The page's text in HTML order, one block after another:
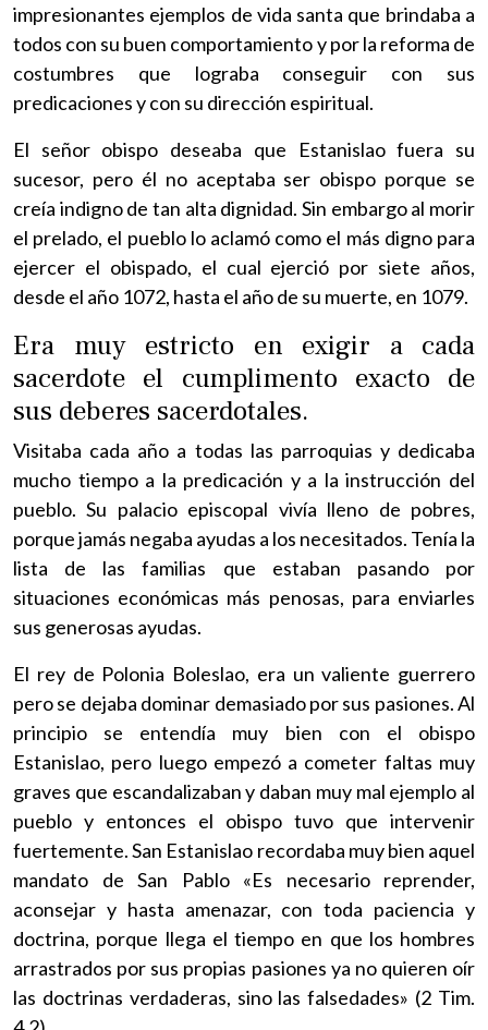
impresionantes ejemplos de vida santa que brindaba a
todos con su buen comportamiento y por la reforma de
costumbres que lograba conseguir con sus
predicaciones y con su dirección espiritual.
El señor obispo deseaba que Estanislao fuera su
sucesor, pero él no aceptaba ser obispo porque se
creía indigno de tan alta dignidad. Sin embargo al morir
el prelado, el pueblo lo aclamó como el más digno para
ejercer el obispado, el cual ejerció por siete años,
desde el año 1072, hasta el año de su muerte, en 1079.
Era muy estricto en exigir a cada
sacerdote el cumplimento exacto de
sus deberes sacerdotales.
Visitaba cada año a todas las parroquias y dedicaba
mucho tiempo a la predicación y a la instrucción del
pueblo. Su palacio episcopal vivía lleno de pobres,
porque jamás negaba ayudas a los necesitados. Tenía la
lista de las familias que estaban pasando por
situaciones económicas más penosas, para enviarles
sus generosas ayudas.
El rey de Polonia Boleslao, era un valiente guerrero
pero se dejaba dominar demasiado por sus pasiones. Al
principio se entendía muy bien con el obispo
Estanislao, pero luego empezó a cometer faltas muy
graves que escandalizaban y daban muy mal ejemplo al
pueblo y entonces el obispo tuvo que intervenir
fuertemente. San Estanislao recordaba muy bien aquel
mandato de San Pablo «Es necesario reprender,
aconsejar y hasta amenazar, con toda paciencia y
doctrina, porque llega el tiempo en que los hombres
arrastrados por sus propias pasiones ya no quieren oír
las doctrinas verdaderas, sino las falsedades» (2 Tim.